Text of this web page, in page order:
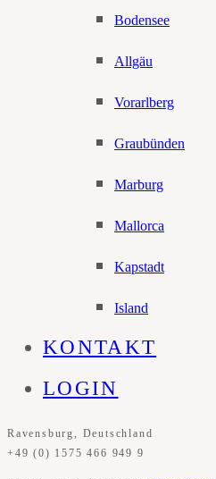
Bodensee
Allgäu
Vorarlberg
Graubünden
Marburg
Mallorca
Kapstadt
Island
KONTAKT
LOGIN
Ravensburg, Deutschland
+49 (0) 1575 466 949 9